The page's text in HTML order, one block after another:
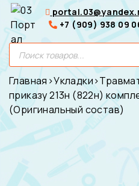
+7 (909) 938 09
Главная ›Укладки›
приказу 213н (822н)
(Оригинальный состав)